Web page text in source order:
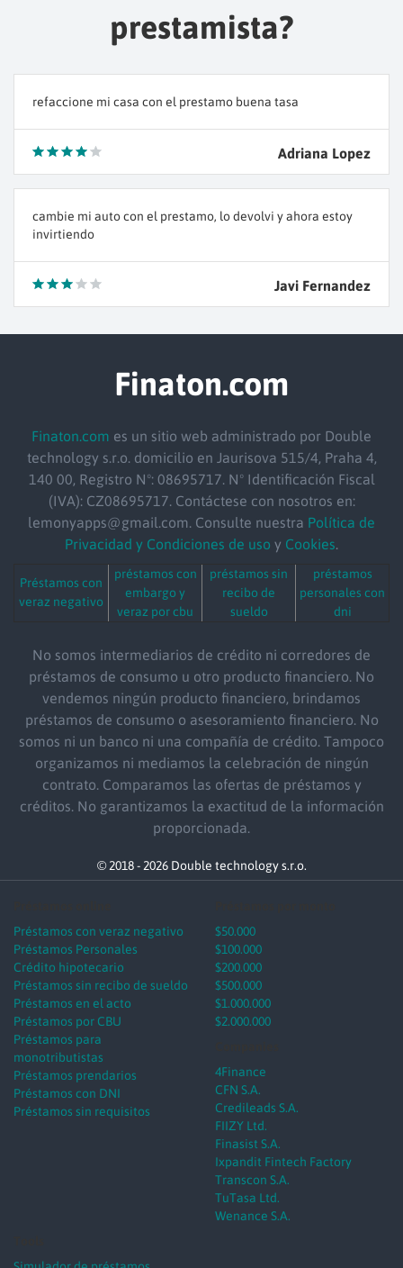
prestamista?
refaccione mi casa con el prestamo buena tasa
Adriana Lopez
cambie mi auto con el prestamo, lo devolvi y ahora estoy
invirtiendo
Javi Fernandez
Finaton.com
Finaton.com es un sitio web administrado por Double
technology s.r.o. domicilio en Jaurisova 515/4, Praha 4,
140 00, Registro Nº: 08695717. Nº Identificación Fiscal
(IVA): CZ08695717. Contáctese con nosotros en:
lemonyapps@gmail.com. Consulte nuestra Política de
Privacidad y Condiciones de uso y Cookies.
Préstamos con
veraz negativo
préstamos con
embargo y
veraz por cbu
préstamos sin
recibo de
sueldo
préstamos
personales con
dni
No somos intermediarios de crédito ni corredores de
préstamos de consumo u otro producto financiero. No
vendemos ningún producto financiero, brindamos
préstamos de consumo o asesoramiento financiero. No
somos ni un banco ni una compañía de crédito. Tampoco
organizamos ni mediamos la celebración de ningún
contrato. Comparamos las ofertas de préstamos y
créditos. No garantizamos la exactitud de la información
proporcionada.
© 2018 - 2026 Double technology s.r.o.
Préstamos con veraz negativo
Préstamos Personales
Crédito hipotecario
Préstamos sin recibo de sueldo
Préstamos en el acto
Préstamos por CBU
Préstamos para
monotributistas
Préstamos prendarios
Préstamos con DNI
Préstamos sin requisitos
$50.000
$100.000
$200.000
$500.000
$1.000.000
$2.000.000
4Finance
CFN S.A.
Credileads S.A.
FIIZY Ltd.
Finasist S.A.
Ixpandit Fintech Factory
Transcon S.A.
TuTasa Ltd.
Wenance S.A.